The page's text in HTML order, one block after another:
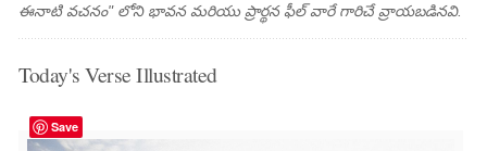
ఈనాటి వచనం" లోని భావన మరియు ప్రార్థన ఫీల్ వారే గారిచే వ్రాయబడినవి.
Today's Verse Illustrated
Save